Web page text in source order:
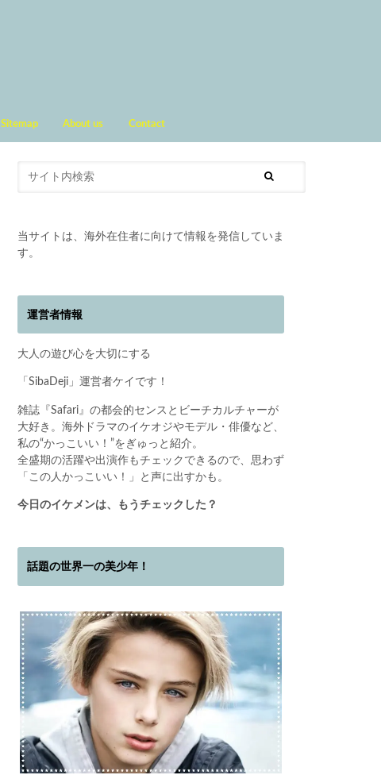
Sitemap About us Contact
当サイトは、海外在住者に向けて情報を発信していま
す。
運営者情報
大人の遊び心を大切にする
「SibaDeji」運営者ケイです！
雑誌『Safari』の都会的センスとビーチカルチャーが
大好き。海外ドラマのイケオジやモデル・俳優など、
私の“かっこいい！”をぎゅっと紹介。
全盛期の活躍や出演作もチェックできるので、思わず
「この人かっこいい！」と声に出すかも。
今日のイケメンは、もうチェックした？
話題の世界一の美少年！